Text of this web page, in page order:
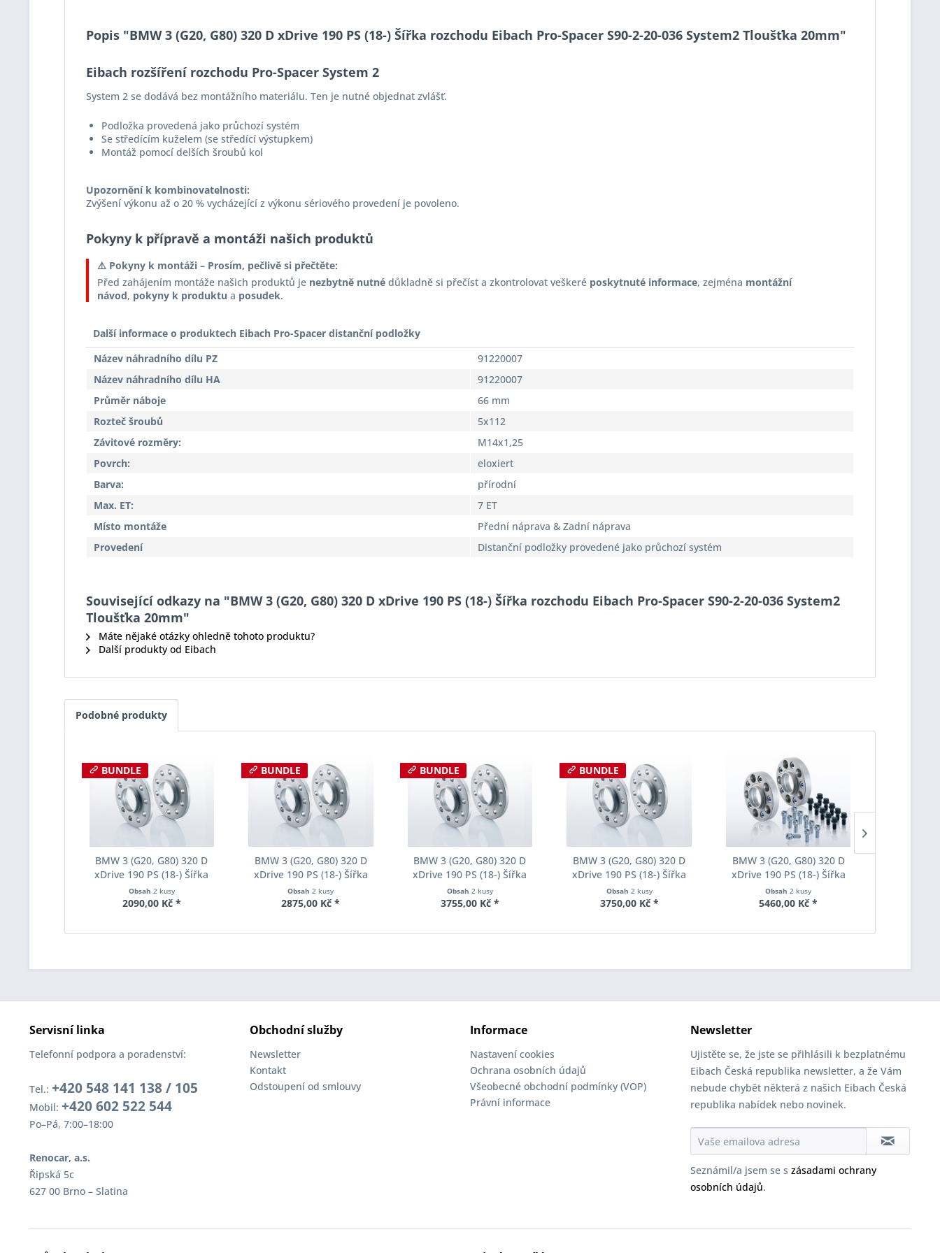
Popis "BMW 3 (G20, G80) 320 D xDrive 190 PS (18-) Šířka rozchodu Eibach Pro-Spacer S90-2-20-036 System2 Tloušťka 20mm"
Eibach rozšíření rozchodu Pro-Spacer System 2
System 2 se dodává bez montážního materiálu. Ten je nutné objednat zvlášť.
Podložka provedená jako průchozí systém
Se středícím kuželem (se středící výstupkem)
Montáž pomocí delších šroubů kol
Upozornění k kombinovatelnosti:
Zvýšení výkonu až o 20 % vycházející z výkonu sériového provedení je povoleno.
Pokyny k přípravě a montáži našich produktů
⚠️ Pokyny k montáži – Prosím, pečlivě si přečtěte:
Před zahájením montáže našich produktů je nezbytně nutné důkladně si přečíst a zkontrolovat veškeré poskytnuté informace, zejména montážní
návod, pokyny k produktu a posudek.
Další informace o produktech Eibach Pro-Spacer distanční podložky
Název náhradního dílu PZ
91220007
Název náhradního dílu HA
91220007
Průměr náboje
66 mm
Rozteč šroubů
5x112
Závitové rozměry:
M14x1,25
Povrch:
eloxiert
Barva:
přírodní
Max. ET:
7 ET
Místo montáže
Přední náprava & Zadní náprava
Provedení
Distanční podložky provedené jako průchozí systém
Související odkazy na "BMW 3 (G20, G80) 320 D xDrive 190 PS (18-) Šířka rozchodu Eibach Pro-Spacer S90-2-20-036 System2
Tloušťka 20mm"
Máte nějaké otázky ohledně tohoto produktu?
Další produkty od Eibach
Podobné produkty
BUNDLE
BMW 3 (G20, G80) 320 D
xDrive 190 PS (18-) Šířka
rozchodu Eibach Pro-Spacer
S90-2-10-038 System2
Obsah 2 kusy
2090,00 Kč *
BUNDLE
BMW 3 (G20, G80) 320 D
xDrive 190 PS (18-) Šířka
rozchodu Eibach Pro-Spacer
S90-2-12-023 System2
Obsah2 kusy
2875,00 Kč *
BUNDLE
BMW 3 (G20, G80) 320 D
xDrive 190 PS (18-) Šířka
rozchodu Eibach Pro-Spacer
S90-2-15-055 System2
Obsah 2 kusy
3755,00 Kč *
BUNDLE
BMW 3 (G20, G80) 320 D
xDrive 190 PS (18-) Šířka
rozchodu Eibach Pro-Spacer
S90-2-18-003 System2
Obsah 2 kusy
3750,00 Kč *
BMW 3 (G20, G80) 320 D
xDrive 190 PS (18-) Šířka
rozchodu Eibach Pro-Spacer
S90-7-20-044 System7
Obsah2 kusy
5460,00 Kč *
Servisní linka
Telefonní podpora a poradenství:
Tel.: +420 548 141 138 / 105
Mobil: +420 602 522 544
Po–Pá, 7:00–18:00
Renocar, a.s.
Řipská 5c
627 00 Brno – Slatina
Obchodní služby
Newsletter
Kontakt
Odstoupení od smlouvy
Informace
Nastavení cookies
Ochrana osobních údajů
Všeobecné obchodní podmínky (VOP)
Právní informace
Newsletter
Ujistěte se, že jste se přihlásili k bezplatnému
Eibach Česká republika newsletter, a že Vám
nebude chybět některá z našich Eibach Česká
republika nabídek nebo novinek.
Seznámil/a jsem se s zásadami ochrany
osobních údajů.